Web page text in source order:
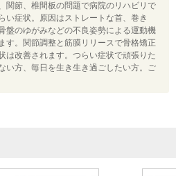
関節、椎間板の問題で病院のリハビリで
い症状。原因はストレートな首、巻き
盤のゆがみなどの不良姿勢による運動機
す。関節調整と筋膜リリースで骨格矯正
は改善されます。つらい症状で頑張りた
い方、毎日を生き生き過ごしたい方。ご